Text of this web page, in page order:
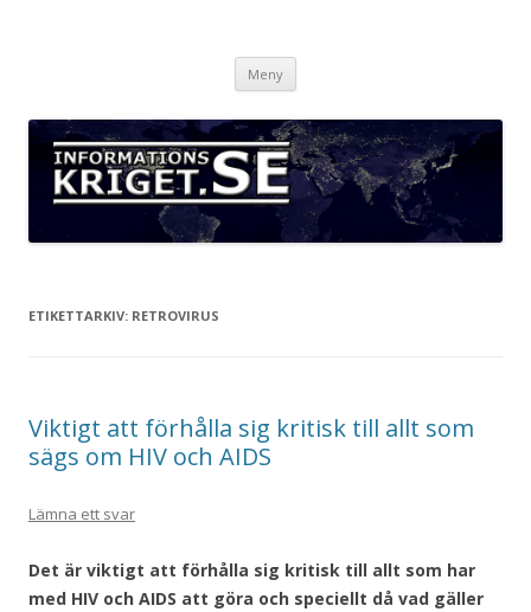
Meny
ETIKETTARKIV: RETROVIRUS
Viktigt att förhålla sig kritisk till allt som
sägs om HIV och AIDS
Lämna ett svar
Det är viktigt att förhålla sig kritisk till allt som har
med HIV och AIDS att göra och speciellt då vad gäller